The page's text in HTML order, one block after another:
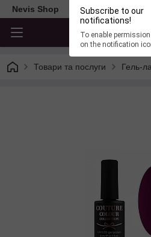
Subscribe to our
notifications!
To enable
on the notification
Nevis Shop
Товари та послуги Гель-